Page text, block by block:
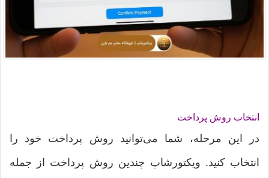
انتخاب روش پرداخت
در این مرحله، شما می‌توانید روش پرداخت خود را
انتخاب کنید. ویکتورشاپ چندین روش پرداخت از جمله